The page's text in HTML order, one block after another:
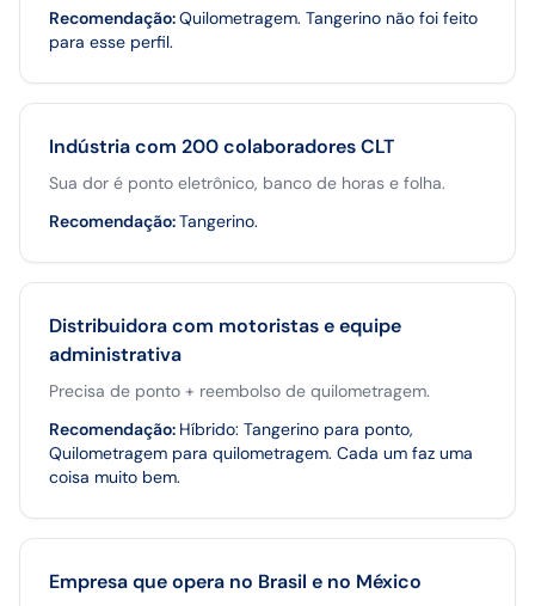
Recomendação:Quilometragem. Tangerino não foi feito
para esse perfil.
Indústria com 200 colaboradores CLT
Sua dor é ponto eletrônico, banco de horas e folha.
Recomendação:Tangerino.
Distribuidora com motoristas e equipe
administrativa
Precisa de ponto + reembolso de quilometragem.
Recomendação: Híbrido: Tangerino para ponto,
Quilometragem para quilometragem. Cada um faz uma
coisa muito bem.
Empresa que opera no Brasil e no México